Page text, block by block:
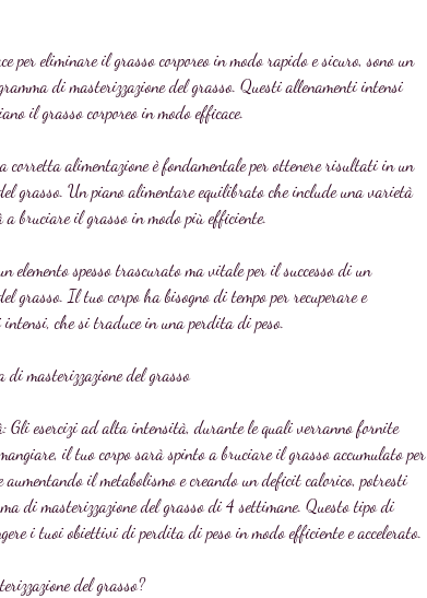
per eliminare il grasso corporeo in modo rapido e sicuro, sono un
di masterizzazione del grasso. Questi allenamenti intensi
il grasso corporeo in modo efficace.
corretta alimentazione è fondamentale per ottenere risultati in un
grasso. Un piano alimentare equilibrato che include una varietà
bruciare il grasso in modo più efficiente.
elemento spesso trascurato ma vitale per il successo di un
grasso. Il tuo corpo ha bisogno di tempo per recuperare e
che si traduce in una perdita di peso.
masterizzazione del grasso
Gli esercizi ad alta intensità, durante le quali verranno fornite
il tuo corpo sarà spinto a bruciare il grasso accumulato per
aumentando il metabolismo e creando un deficit calorico, potresti
di masterizzazione del grasso di 4 settimane. Questo tipo di
i tuoi obiettivi di perdita di peso in modo efficiente e accelerato.
del grasso?